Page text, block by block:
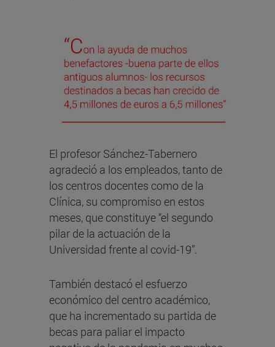
El profesor Sánchez-Tabernero
agradeció a los empleados, tanto de
los centros docentes como de la
Clínica, su compromiso en estos
meses, que constituye “el segundo
pilar de la actuación de la
Universidad frente al covid-19”.
También destacó el esfuerzo
económico del centro académico,
que ha incrementado su partida de
becas para paliar el impacto